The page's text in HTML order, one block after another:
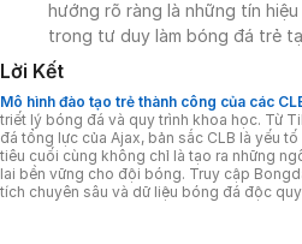
hướng rõ ràng là những tín
trong tư duy làm bóng đá trẻ
Lời Kết
Mô hình đào tạo trẻ thành công của các
triết lý bóng đá và quy trình khoa học. Từ
đá tổng lực của Ajax, bản sắc CLB là yếu
tiêu cuối cùng không chỉ là tạo ra những
lai bền vững cho đội bóng. Truy cập
tích chuyên sâu và dữ liệu bóng đá độc